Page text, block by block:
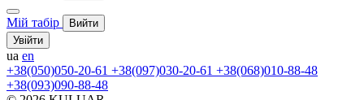
Мій табір
Вийти
Увійти
ua en
+38(050)050-20-61 +38(097)030-20-61 +38(068)010-88-48
+38(093)090-88-48